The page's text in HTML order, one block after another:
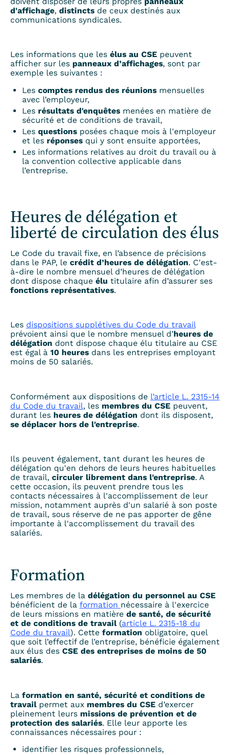
d'affichage, distincts de ceux destinés aux
communications syndicales.
Les informations que les élus au CSEpeuvent
afficher sur les panneaux d’affichages, sont par
exemple les suivantes :
Lescomptes rendus des réunions mensuelles
avec l’employeur,
Les résultats d'enquêtes menées en matière de
sécurité et de conditions de travail,
Lesquestions posées chaque mois à l'employeur
et les réponses qui y sont ensuite apportées,
Les informations relatives au droit du travail ou à
la convention collective applicable dans
l’entreprise.
Heures de délégation et
liberté de circulation des élus
Le Code du travail fixe, en l’absence de précisions
dans le PAP, le crédit d’heures de délégation. C'est-
à-dire le nombre mensuel d’heures de délégation
dont dispose chaque élu titulaire afin d’assurer ses
fonctions représentatives.
Les dispositions supplétives du Code du travail
prévoient ainsi que le nombre mensuel d’heures de
délégation dont dispose chaque élu titulaire au CSE
est égal à 10 heures dans les entreprises employant
moins de 50 salariés.
Conformément aux dispositions de l’article L. 2315-14
du Code du travail, les membres du CSEpeuvent,
durant les heures de délégation dont ils disposent,
se déplacer hors de l'entreprise.
Ils peuvent également, tant durant les heures de
délégation qu'en dehors de leurs heures habituelles
de travail, circuler librement dans l'entreprise. A
cette occasion, ils peuvent prendre tous les
contacts nécessaires à l'accomplissement de leur
mission, notamment auprès d'un salarié à son poste
de travail, sous réserve de ne pas apporter de gêne
importante à l'accomplissement du travail des
salariés.
Formation
Les membres de ladélégation du personnel au CSE
bénéficient de la formation nécessaire à l'exercice
de leurs missions en matièrede santé, de sécurité
et de conditions de travail(article L. 2315-18 du
Code du travail). Cette formation obligatoire, quel
que soit l’effectif de l’entreprise, bénéficie également
aux élus des CSE des entreprises de moins de 50
salariés.
La formation en santé, sécurité et conditions de
travailpermet aux membres du CSEd’exercer
pleinement leurs missions de prévention et de
protection des salariés. Elle leur apporte les
connaissances nécessaires pour :
identifier les risques professionnels,